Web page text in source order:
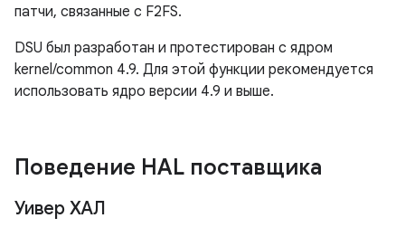
патчи, связанные с F2FS.
DSU был разработан и протестирован с ядром
kernel/common 4.9. Для этой функции рекомендуется
использовать ядро ​​версии 4.9 и выше.
Поведение HAL поставщика
Уивер ХАЛ